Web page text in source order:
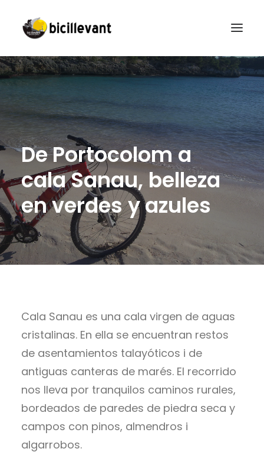
INICIO
RUTAS
CAMPUS
CONTACTO
ESPAÑOL
DePortocoloma
calaSanau, belleza
enverdesyazules
Cala Sanau es una cala virgen de aguas
cristalinas. En ella se encuentran restos
de asentamientos talayóticos i de
antiguas canteras de marés. El recorrido
nos lleva por tranquilos caminos rurales,
bordeados de paredes de piedra seca y
campos con pinos, almendros i
algarrobos.